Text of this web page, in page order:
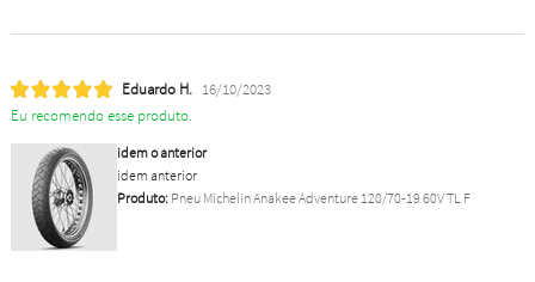
Eduardo H. 16/10/2023
Eu recomendo esse produto.
idem o anterior
idem anterior
Produto:Pneu Michelin Anakee Adventure 120/70-19 60V TL F